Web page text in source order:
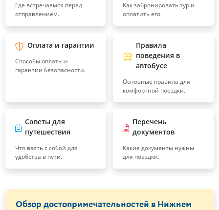
Где встречаемся перед
отправлением.
Как забронировать тур и
оплатить его.
Оплата и гарантии
Способы оплаты и
гарантии безопасности.
Правила
поведения в
автобусе
Основные правила для
комфортной поездки.
Советы для
путешествия
Что взять с собой для
удобства в пути.
Перечень
документов
Какие документы нужны
для поездки.
Обзор достопримечательностей в Нижнем